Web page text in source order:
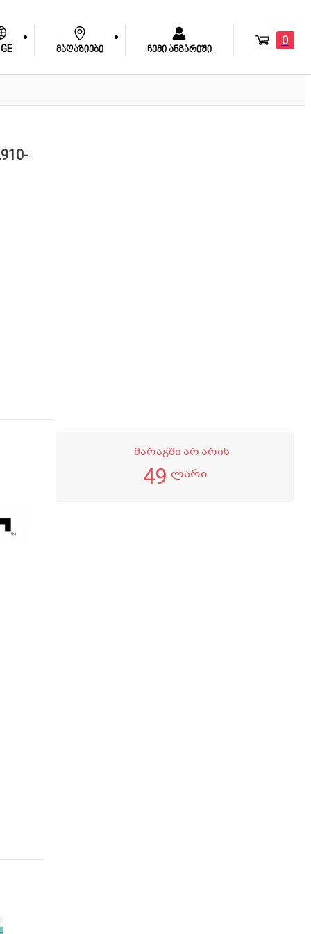
GE მაღაზიები ჩემი ანგარიში
0
მარაგში არ არის
49 ლარი